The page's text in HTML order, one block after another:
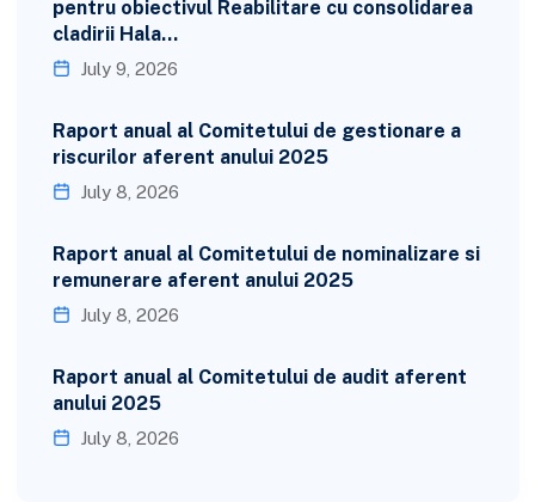
pentru obiectivul Reabilitare cu consolidarea
cladirii Hala…
July 9, 2026
Raport anual al Comitetului de gestionare a
riscurilor aferent anului 2025
July 8, 2026
Raport anual al Comitetului de nominalizare si
remunerare aferent anului 2025
July 8, 2026
Raport anual al Comitetului de audit aferent
anului 2025
July 8, 2026